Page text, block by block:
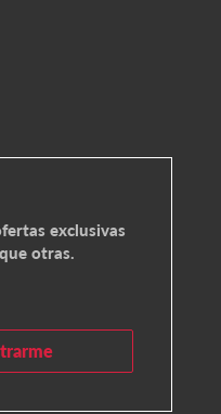
exclusivas
otras.